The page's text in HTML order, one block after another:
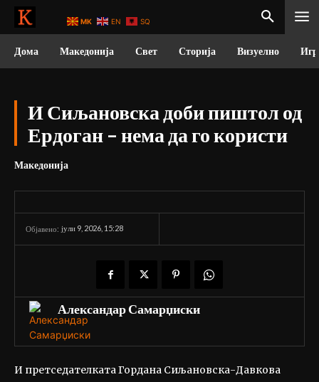
Дома Македонија Свет Сторија Визуелно
И Сиљановска доби пиштол од
Ердоган – нема да го користи
Македонија
Објавено: јули 9, 2026, 15:28
Александар Самарџиски
И претседателката Гордана Сиљановска-Давкова
MK EN SQ